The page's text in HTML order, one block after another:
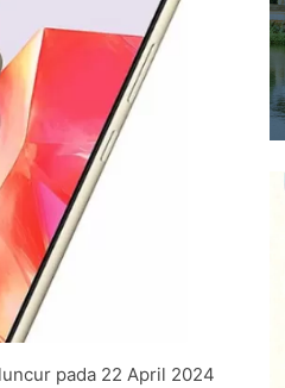
pada 22 April 2024